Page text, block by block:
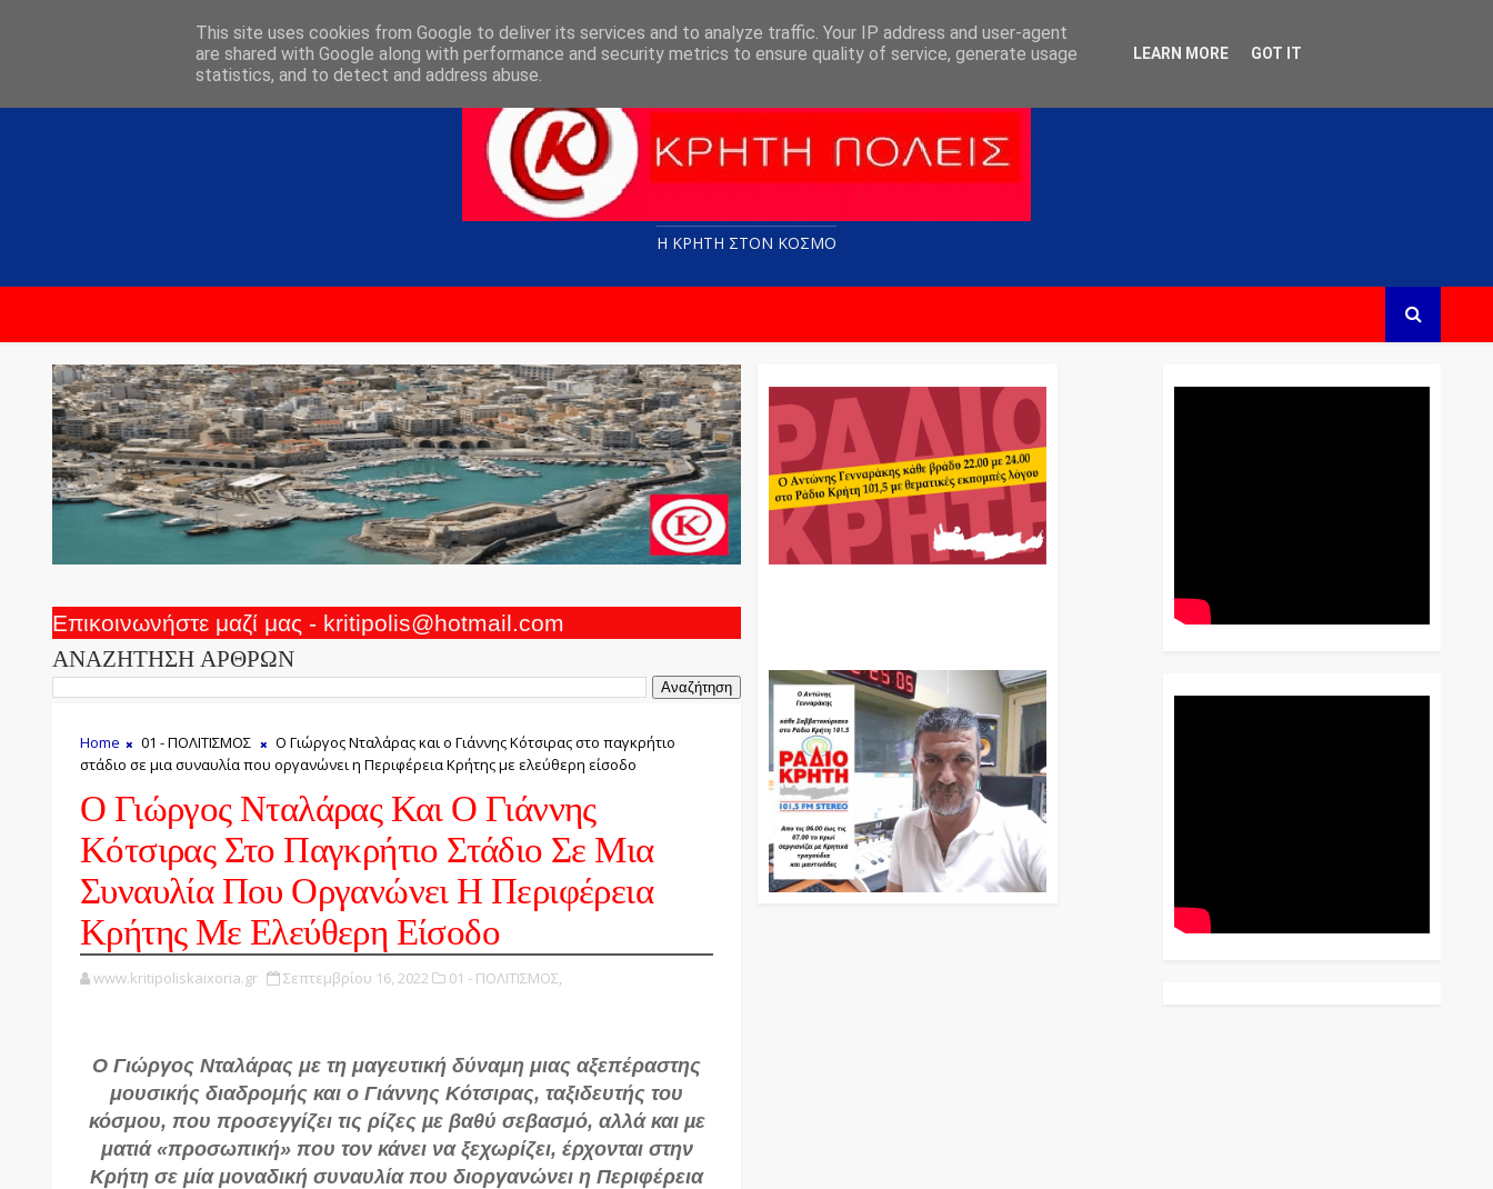
Η ΚΡΗΤΗ ΣΤΟN KOΣΜΟ
Επικοινωνήστε μαζί μας - kritipolis@hotmail.com
ΑΝΑΖΗΤΗΣΗ ΑΡΘΡΩΝ
Home 01 - ΠΟΛΙΤΙΣΜΟΣ
Ο Γιώργος Νταλάρας και ο Γιάννης Κότσιρας στο παγκρήτιο
στάδιο σε μια συναυλία που οργανώνει η Περιφέρεια Κρήτης με ελεύθερη είσοδο
Ο Γιώργος Νταλάρας Και Ο Γιάννης
Κότσιρας Στο Παγκρήτιο Στάδιο Σε Μια
Συναυλία Που Οργανώνει Η Περιφέρεια
Κρήτης Με Ελεύθερη Είσοδο
www.kritipoliskaixoria.gr Σεπτεμβρίου 16, 2022 01 - ΠΟΛΙΤΙΣΜΟΣ,
Ο Γιώργος Νταλάρας με τη μαγευτική δύναμη μιας αξεπέραστης
μουσικής διαδρομής και ο Γιάννης Κότσιρας, ταξιδευτής του
κόσμου, που προσεγγίζει τις ρίζες µε βαθύ σεβασμό, αλλά και µε
ματιά «προσωπική» που τον κάνει να ξεχωρίζει, έρχονται στην
Κρήτη σε μία μοναδική συναυλία που διοργανώνει η Περιφέρεια
This site uses cookies from Google to deliver its services and to analyze traffic. Your IP address and user-agent
are shared with Google along with performance and security metrics to ensure quality of service, generate usage
statistics, and to detect and address abuse.
LEARN MORE GOT IT